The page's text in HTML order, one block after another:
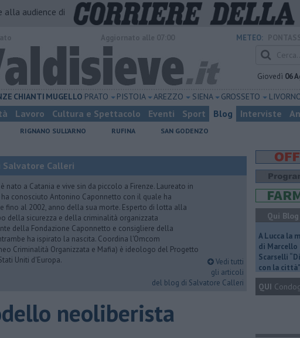
alla audience di
METEO:
Giovedì 06
CHIANTI MUGELLO PRATO PISTOIA AREZZO SIENA GROSSETO
Lavoro Cultura e Spettacolo Eventi Sport Blog Interviste
RIGNANO SULL'ARNO RUFINA SAN GODENZO
Salvatore Calleri
nato a Catania e vive sin da piccolo a Firenze. Laureato in
conosciuto Antonino Caponnetto con il quale ha
fino al 2002, anno della sua morte. Esperto di lotta alla
della sicurezza e della criminalità organizzata
della Fondazione Caponnetto e consigliere della
ha ispirato la nascita. Coordina l'Omcom
Criminalità Organizzata e Mafia) è ideologo del Progetto
Uniti d'Europa.
Vedi tutti
gli articoli
del blog di Salvatore Calleri
neoliberista
Qui Blog
A Lucca la
di Marcello
Scarselli
con la città"
QUI